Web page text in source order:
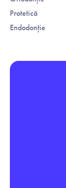
Protetică
Endodonție